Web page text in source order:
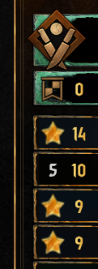
0
14
5 10
9
9